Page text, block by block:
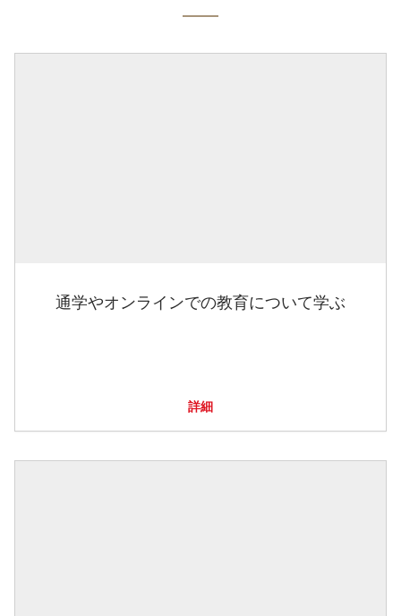
通学やオンラインでの教育について学ぶ
詳細